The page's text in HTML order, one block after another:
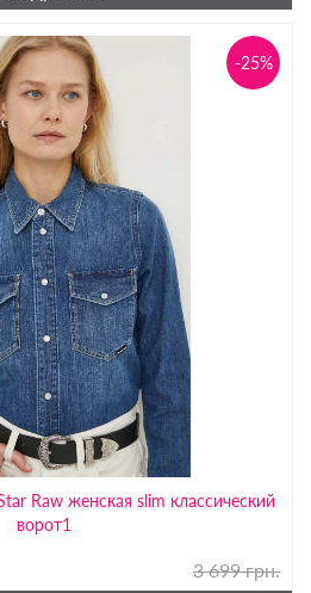
Raw женская slim классический
ворот1
-25%
3 699 грн.